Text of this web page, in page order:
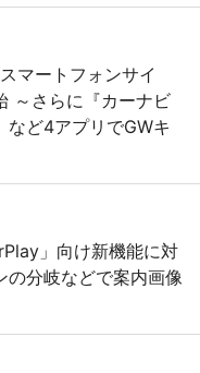
マートフォンサイ
～さらに『カーナビ
など4アプリでGWキ
」向け新機能に対
の分岐などで案内画像